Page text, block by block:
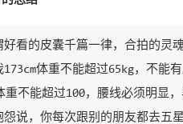
好看的皮囊千篇一律，合拍的灵
173cm体重不能超过65kg，不能
重不能超过100，腰线必须明显
怨说，你每次跟别的朋友都去五